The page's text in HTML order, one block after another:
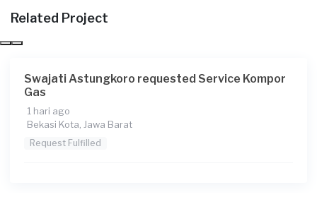
Angel requested Service Kompor Gas
Request Fulfilled
Rusdian requested Service Kompor Gas
Related Project
Swajati Astungkoro requested Service Kompor
Gas
1 hari ago
Bekasi Kota, Jawa Barat
Request Fulfilled